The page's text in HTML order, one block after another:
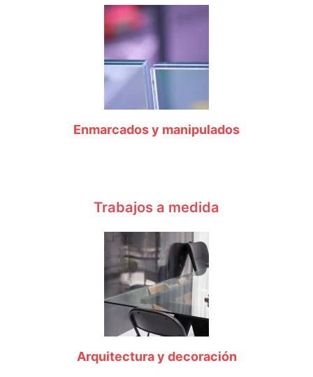
Enmarcados y manipulados
Trabajos a medida
Arquitectura y decoración